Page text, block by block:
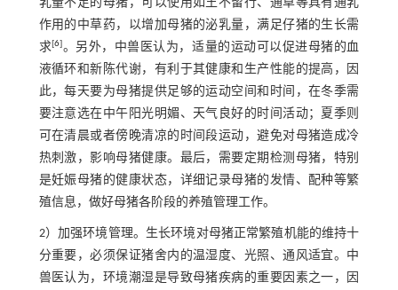
乳量不足的母猪，可以使用如王不留行、通草等具有通乳
作用的中草药，以增加母猪的泌乳量，满足仔猪的生长需
求[6]。另外，中兽医认为，适量的运动可以促进母猪的血
液循环和新陈代谢，有利于其健康和生产性能的提高，因
此，每天要为母猪提供足够的运动空间和时间，在冬季需
要注意选在中午阳光明媚、天气良好的时间活动；夏季则
可在清晨或者傍晚清凉的时间段运动，避免对母猪造成冷
热刺激，影响母猪健康。最后，需要定期检测母猪，特别
是妊娠母猪的健康状态，详细记录母猪的发情、配种等繁
殖信息，做好母猪各阶段的养殖管理工作。
2）加强环境管理。生长环境对母猪正常繁殖机能的维持十
分重要，必须保证猪舍内的温湿度、光照、通风适宜。中
兽医认为，环境潮湿是导致母猪疾病的重要因素之一，因